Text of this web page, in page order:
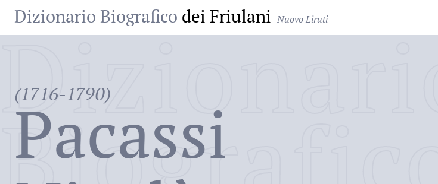
Dizionario Biografico dei Friulani Nuovo Liruti
(1716-1790)
Pacassi